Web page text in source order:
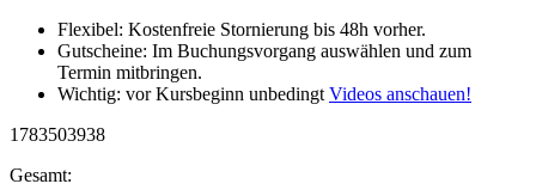
Flexibel: Kostenfreie Stornierung bis 48h vorher.
Gutscheine: Im Buchungsvorgang auswählen und zum
Termin mitbringen.
Wichtig: vor Kursbeginn unbedingt Videos anschauen!
1783503938
Gesamt: